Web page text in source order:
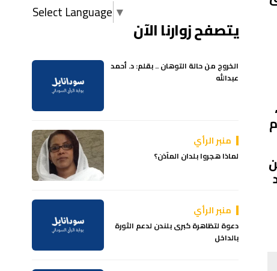
Select Language ▼
يتصفح زوارنا الآن
الخروج من حالة التوهان .. بقلم: د. أحمد
عبدالله
منبر الرأي
لماذا هجروا بلدان المآذن؟
منبر الرأي
دعوة لتظاهرة كبرى بلندن لدعم الثورة
بالداخل